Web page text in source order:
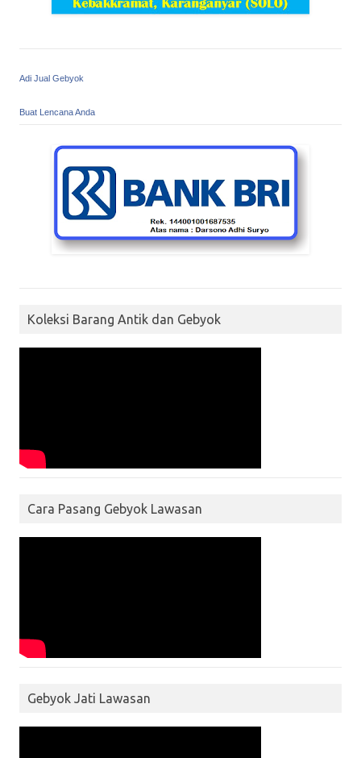
Adi Jual Gebyok
Buat Lencana Anda
Koleksi Barang Antik dan Gebyok
Cara Pasang Gebyok Lawasan
Gebyok Jati Lawasan